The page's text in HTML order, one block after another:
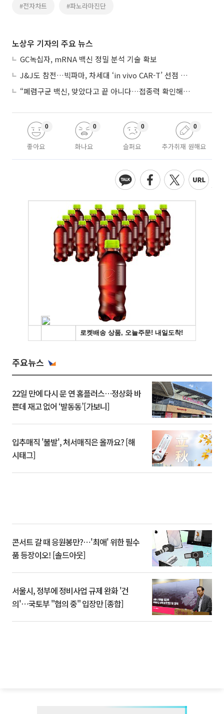
#전자차트 #파노라마진단
노상우 기자의 주요 뉴스
GC녹십자, mRNA 백신 정밀 분석 기술 확보
J&J도 참전…빅파마, 차세대 ‘in vivo CAR-T’ 선점 경쟁 본격화
“폐렴구균 백신, 맞았다고 끝 아니다…접종력 확인해야”
좋아요
0
화나요
0
슬퍼요
0
추가취재 원해요
0
주요뉴스
22일 만에 다시 문 연 홈플러스…정상화 바
쁜데 재고 없어 ‘발동동’[가보니]
입추매직 '불발', 처서매직은 올까요? [해
시태그]
콘서트 갈 때 응원봉만?⋯'최애' 위한 필수
품 등장이오! [솔드아웃]
서울시, 정부에 정비사업 규제 완화 '건
의'⋯국토부 "협의 중" 입장만 [종합]